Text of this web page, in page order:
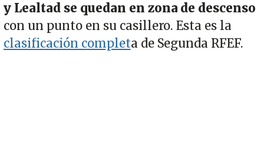
y Lealtad se quedan en zona de descenso
con un punto en su casillero. Esta es la
clasificación completa de Segunda RFEF.